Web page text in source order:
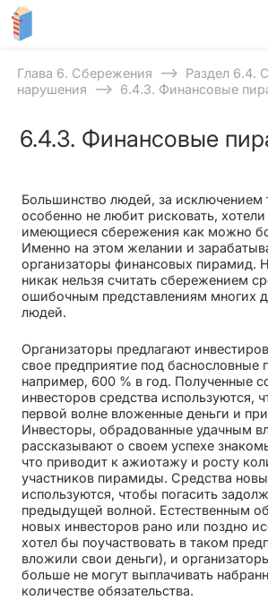
Глава 6. Сбережения ⟶ Раздел 6.4.
нарушения
⟶ 6.4.3. Финансовые
6.4.3. Финансовые
Большинство людей, за исключением
особенно не любит рисковать,
имеющиеся сбережения как можно
Именно на этом желании и
организаторы финансовых пирамид.
никак нельзя считать сбережением
ошибочным представлениям многих
людей.
Организаторы предлагают
свое предприятие под баснословные
например, 600 % в год. Полученные
инвесторов средства используются,
первой волне вложенные деньги и
Инвесторы, обрадованные удачным
рассказывают о своем успехе
что приводит к ажиотажу и росту
участников пирамиды. Средства
используются, чтобы погасить
предыдущей волной. Естественным
новых инвесторов рано или поздно
хотел бы поучаствовать в таком
вложили свои деньги), и
больше не могут выплачивать
количестве обязательства.